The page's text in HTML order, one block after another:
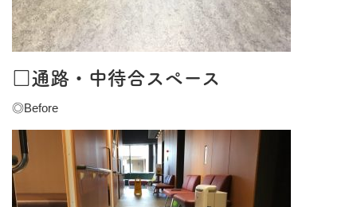
□通路・中待合スペース
◎Before